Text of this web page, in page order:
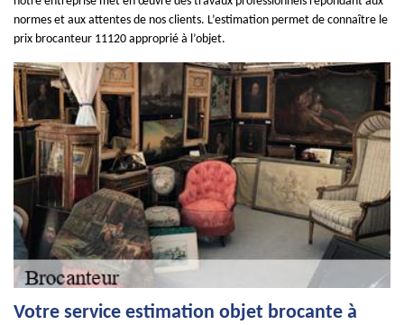
normes et aux attentes de nos clients. L’estimation permet de connaître le
prix brocanteur 11120 approprié à l’objet.
Votre service estimation objet brocante à